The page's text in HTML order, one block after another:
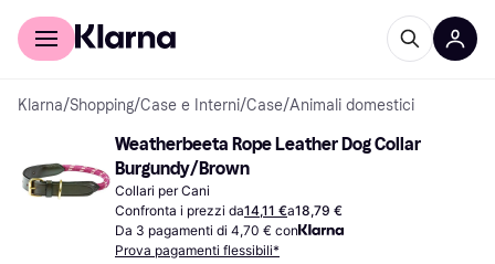
Per il tuo shopping
Klarna/Shopping/Case e Interni/Case/Animali domestici
Weatherbeeta Rope Leather Dog Collar
Burgundy/Brown
Collari per Cani
Confronta i prezzi da14,11 €a18,79 €
Da 3 pagamenti di 4,70 € con
Prova pagamenti flessibili*